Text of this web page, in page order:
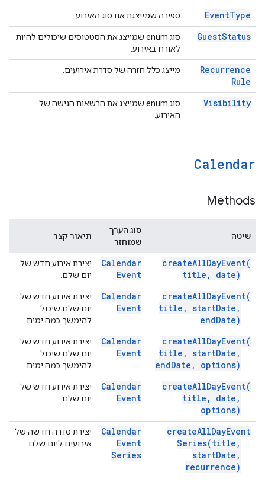
EventType ספירה שמייצגת את סוג האירוע.
GuestStatus
סוג enum שמייצג את הסטטוסים שיכולים להיות
לאורח באירוע.
Recurrence
Rule
מייצג כלל חזרה של סדרת אירועים.
Visibility
סוג enum שמייצג את הרשאות הגישה של
האירוע.
Calendar
Methods
שיטה
סוג הערך
שמוחזר
תיאור קצר
createAllDayEvent(
title , date)
Calendar
Event
יצירת אירוע חדש של
יום שלם.
createAllDayEvent(
title , startDate ,
endDate)
Calendar
Event
יצירת אירוע חדש של
יום שלם שיכול
להימשך כמה ימים.
createAllDayEvent(
title , startDate ,
endDate , options)
Calendar
Event
יצירת אירוע חדש של
יום שלם שיכול
להימשך כמה ימים.
createAllDayEvent(
title , date ,
options)
Calendar
Event
יצירת אירוע חדש של
יום שלם.
createAllDayEvent
Series(title ,
startDate ,
recurrence)
Calendar
Event
Series
יצירת סדרה חדשה של
אירועים ליום שלם.